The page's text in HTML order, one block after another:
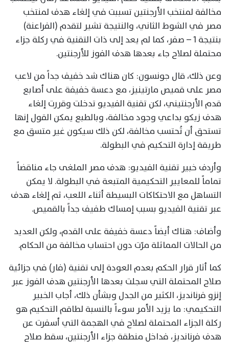
مخالفة لمنتخب الأرجنتين تسببت في إلغاء هدف لمنتخب
مصر في الشوط الثاني، والنتيجة تشير لتقدم (الفراعنة)
بنتيجة 1 – صفر، كما لم يعد إلى ذات التقنية في ركلة جزاء
محتملة لصلاح جاء بعدها هدف الفوز للأرجنتين.
وعن ذلك، قال جونسون: كان هناك شد خفيف جداً من لاعب
مصر على قميص مارتينيز، مع دعسة خفيفة على أصابع
قدم الأرجنتيني، لكن تقنية الفيديو تدخلت وقررت إلغاء
هدف زيكو بداعي وجود مخالفة، وبالطبع يمكن القول إنها
تستحق أن تُحتسب مخالفة، لكن ذلك سيكون غير متسق مع
طريقة إدارة التحكيم في البطولة.
وأردف خبير تقنية الفيديو: هدف مصر الملغى جاء مناقضاً
تماماً للمعايير التحكيمية المتبعة في البطولة. لا يمكن
التساهل مع الاحتكاكات البسيطة أثناء اللعب، ثم إلغاء هدف
عبر تقنية الفيديو بسبب إمساك طفيف جداً بالقميص.
وأضاف: هناك أيضاً دعسة خفيفة على القدم، ولكن العديد
من الحالات المماثلة مرّت دون احتساب مخالفة من الحكام.
كما أثار قرار الحكم بعدم العودة إلى تقنية (فار) في جزائية
صلاح المحتملة التي سجلت بعدها الأرجنتين هدف الفوز عبر
إنزو فرنانديز، الكثير من الجدل وبشأن ذلك، أجاب الخبير
التحكيمي: ما يزيد الأمر سوءاً بالنسبة لطاقم التحكيم هو
ركلة الجزاء المحتملة لصلاح في الهجمة التي أسفرت عن
هدف فرنانديز، فداخل منطقة جزاء الأرجنتين، سقط صلاح